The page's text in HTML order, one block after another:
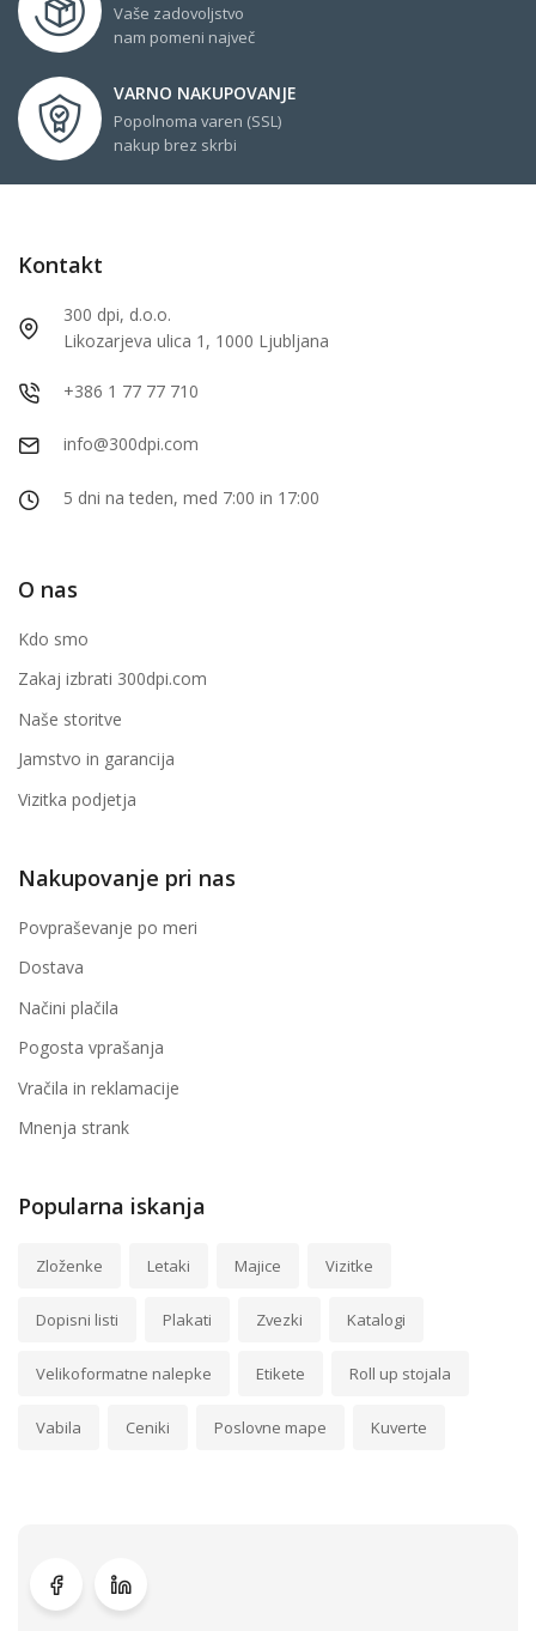
Vaše zadovoljstvo
nam pomeni največ
VARNO NAKUPOVANJE
Popolnoma varen (SSL)
nakup brez skrbi
Kontakt
300 dpi, d.o.o.
Likozarjeva ulica 1, 1000 Ljubljana
+386 1 77 77 710
info@300dpi.com
5 dni na teden, med 7:00 in 17:00
O nas
Kdo smo
Zakaj izbrati 300dpi.com
Naše storitve
Jamstvo in garancija
Vizitka podjetja
Nakupovanje pri nas
Povpraševanje po meri
Dostava
Načini plačila
Pogosta vprašanja
Vračila in reklamacije
Mnenja strank
Popularna iskanja
Zloženke Letaki Majice Vizitke
Dopisni listi Plakati Zvezki Katalogi
Velikoformatne nalepke Etikete Roll up stojala
Vabila Ceniki Poslovne mape Kuverte